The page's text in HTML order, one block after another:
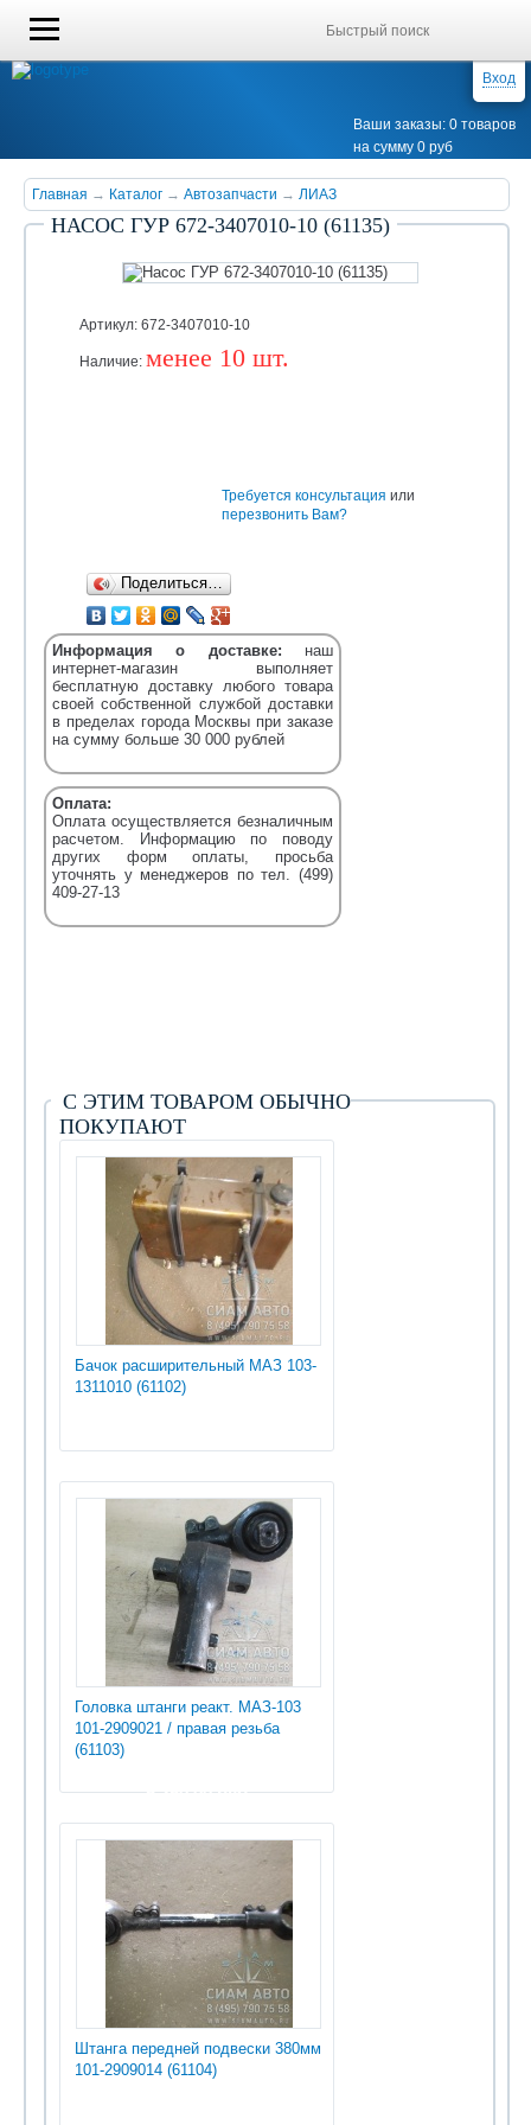
Вход
Ваши заказы: 0 товаров
на сумму 0 руб
Главная → Каталог → Автозапчасти → ЛИАЗ
НАСОС ГУР 672-3407010-10 (61135)
Артикул: 672-3407010-10
Наличие: менее 10 шт.
Поделиться…
Требуется консультация или
перезвонить Вам?
Информация о доставке: наш
интернет-магазин выполняет
бесплатную доставку любого товара
своей собственной службой доставки
в пределах города Москвы при заказе
на сумму больше 30 000 рублей
Оплата:
Оплата осуществляется безналичным
расчетом. Информацию по поводу
других форм оплаты, просьба
уточнять у менеджеров по тел. (499)
409-27-13
С ЭТИМ ТОВАРОМ ОБЫЧНО
ПОКУПАЮТ
Бачок расширительный МАЗ 103-
1311010 (61102)
Головка штанги реакт. МАЗ-103
101-2909021 / правая резьба
(61103)
5 250.00 руб
Штанга передней подвески 380мм
101-2909014 (61104)